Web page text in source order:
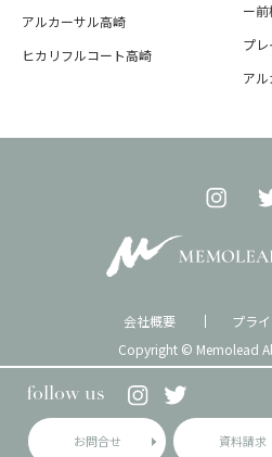
follow us
お問合せ 資料請求
アルカーサル高崎
ヒカリフルコート高崎
ー
プ
ア
会社概要
プラ
Copyright © Memolead